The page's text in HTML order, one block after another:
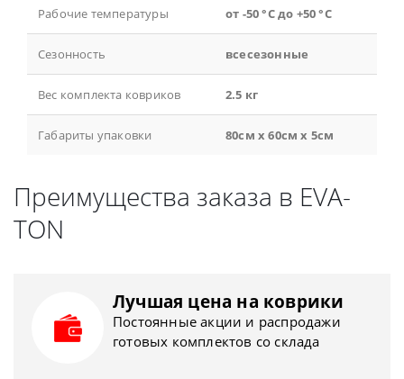
Рабочие температуры от -50 °С до +50 °С
Сезонность всесезонные
Вес комплекта ковриков 2.5 кг
Габариты упаковки 80см x 60см x 5см
Преимущества заказа в EVA-
TON
Лучшая цена на коврики
Постоянные акции и распродажи
готовых комплектов со склада